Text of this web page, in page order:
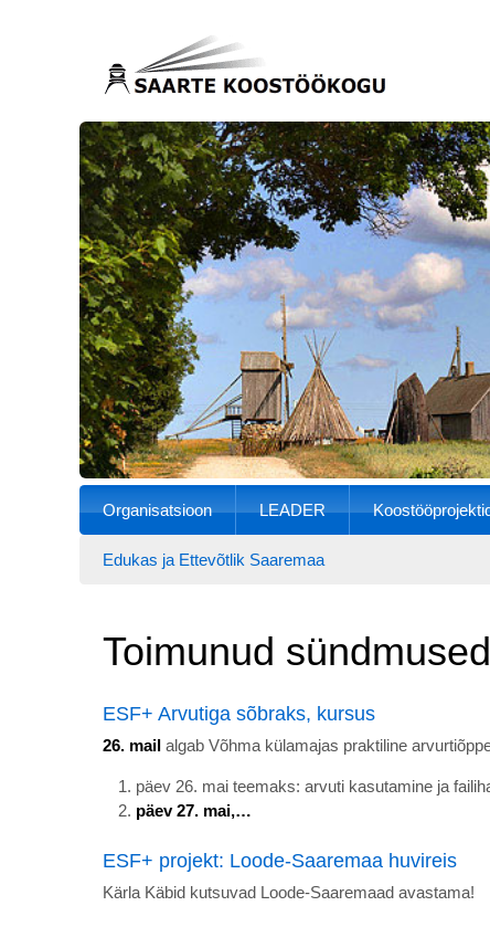
Organisatsioon LEADER
Edukas ja Ettevõtlik Saaremaa
Toimunud sündmused
ESF+ Arvutiga sõbraks, kursus
26. mail algab Võhma külamajas praktiline
päev 26. mai teemaks: arvuti kasutamine ja
päev 27. mai,…
ESF+ projekt: Loode-Saaremaa huvireis
Kärla Käbid kutsuvad Loode-Saaremaad avastama!